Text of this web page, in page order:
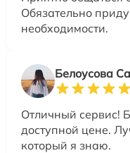
Обязательно
необходимости.
Белоусова
Отличный сервис!
доступной цене.
который я знаю.